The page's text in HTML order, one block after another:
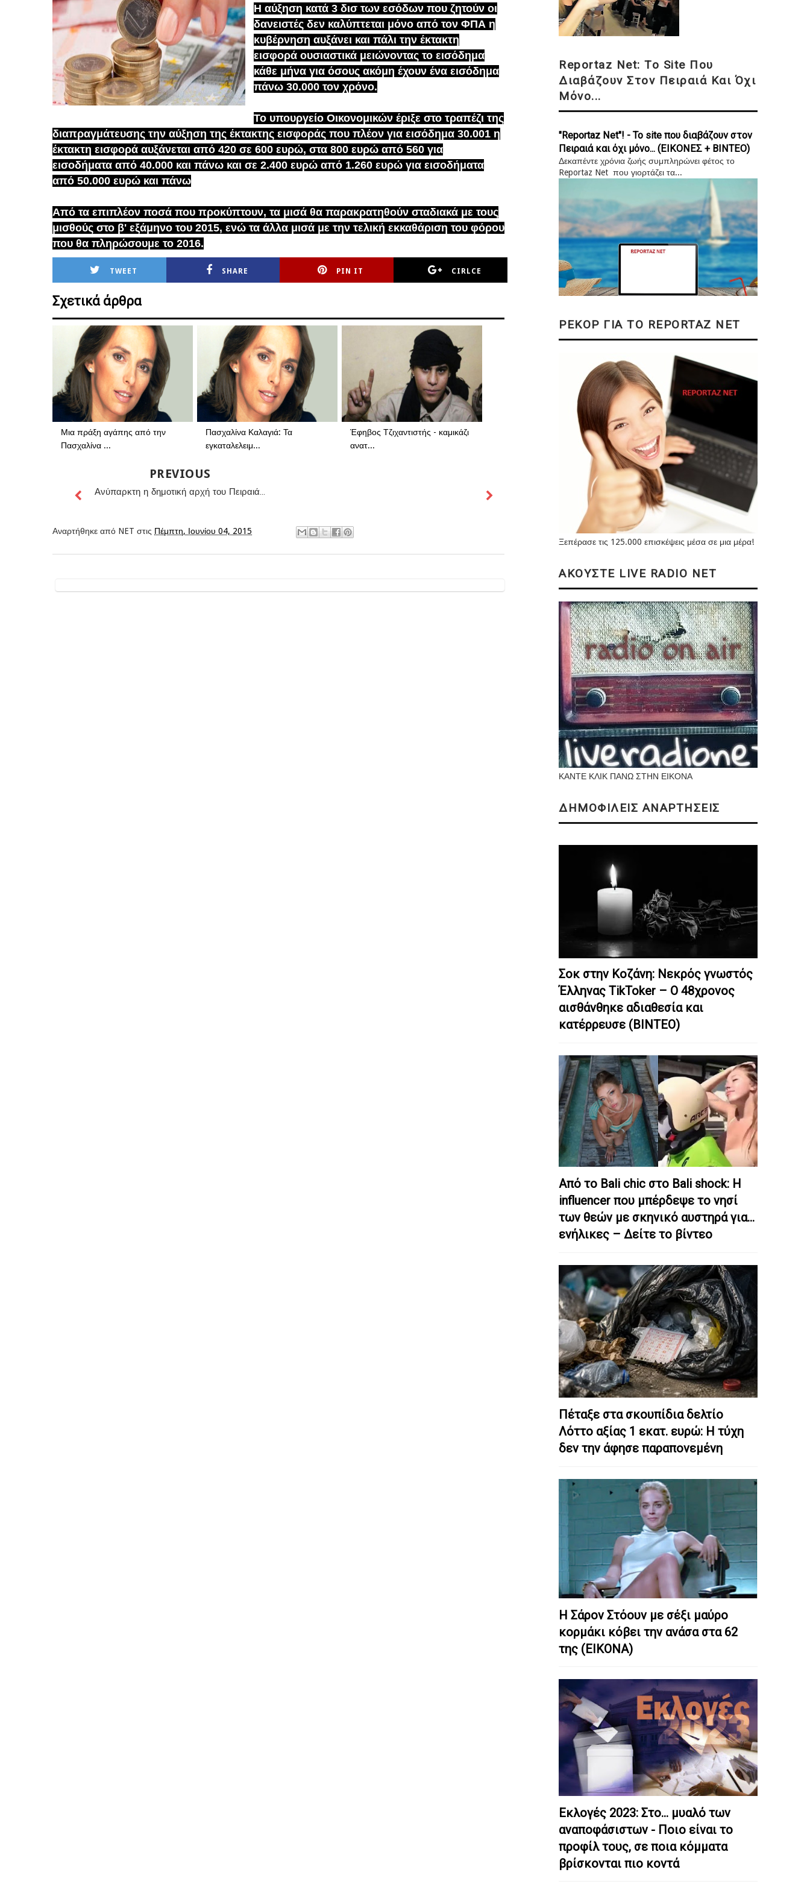
Η αύξηση κατά 3 δισ των εσόδων που ζητούν οι
δανειστές δεν καλύπτεται μόνο από τον ΦΠΑ η
κυβέρνηση αυξάνει και πάλι την έκτακτη
εισφορά ουσιαστικά μειώνοντας το εισόδημα
κάθε μήνα για όσους ακόμη έχουν ένα εισόδημα
πάνω 30.000 τον χρόνο.
Το υπουργείο Οικονομικών έριξε στο τραπέζι της
διαπραγμάτευσης την αύξηση της έκτακτης εισφοράς που πλέον για εισόδημα 30.001 η
έκτακτη εισφορά αυξάνεται από 420 σε 600 ευρώ, στα 800 ευρώ από 560 για
εισοδήματα από 40.000 και πάνω και σε 2.400 ευρώ από 1.260 ευρώ για εισοδήματα
από 50.000 ευρώ και πάνω
Από τα επιπλέον ποσά που προκύπτουν, τα μισά θα παρακρατηθούν σταδιακά με τους
μισθούς στο β' εξάμηνο του 2015, ενώ τα άλλα μισά με την τελική εκκαθάριση του φόρου
που θα πληρώσουμε το 2016.
TWEET SHARE PIN IT CIRLCE
Σχετικά άρθρα
Μια πράξη αγάπης από την
Πασχαλίνα ...
Πασχαλίνα Καλαγιά: Τα
εγκαταλελειμ...
Έφηβος Τζιχαντιστής - καμικάζι
ανατ...
PREVIOUS
Ανύπαρκτη η δημοτική αρχή του Πειραιά...
Αναρτήθηκε από NET στις Πέμπτη, Ιουνίου 04, 2015
Reportaz Net: Το Site Που
Διαβάζουν Στον Πειραιά Και Όχι
Μόνο...
"Reportaz Net"! - Το site που διαβάζουν στον
Πειραιά και όχι μόνο... (ΕΙΚΟΝΕΣ + ΒΙΝΤΕΟ)
Δεκαπέντε χρόνια ζωής συμπληρώνει φέτος το
Reportaz Net που γιορτάζει τα...
ΡΕΚΟΡ ΓΙΑ ΤΟ REPORTAZ NET
Ξεπέρασε τις 125.000 επισκέψεις μέσα σε μια μέρα!
ΑΚΟΥΣΤΕ LIVE RADIO NET
ΚΑΝΤΕ ΚΛΙΚ ΠΑΝΩ ΣΤΗΝ ΕΙΚΟΝΑ
ΔΗΜΟΦΙΛΕΙΣ ΑΝΑΡΤΗΣΕΙΣ
Σοκ στην Κοζάνη: Nεκρός γνωστός
Έλληνας TikToker – Ο 48χρονος
αισθάνθηκε αδιαθεσία και
κατέρρευσε (ΒΙΝΤΕΟ)
Από το Bali chic στο Bali shock: Η
influencer που μπέρδεψε το νησί
των θεών με σκηνικό αυστηρά για…
ενήλικες – Δείτε το βίντεο
Πέταξε στα σκουπίδια δελτίο
Λόττο αξίας 1 εκατ. ευρώ: Η τύχη
δεν την άφησε παραπονεμένη
Η Σάρον Στόουν με σέξι μαύρο
κορμάκι κόβει την ανάσα στα 62
της (ΕΙΚΟΝΑ)
Εκλογές 2023: Στο… μυαλό των
αναποφάσιστων - Ποιο είναι το
προφίλ τους, σε ποια κόμματα
βρίσκονται πιο κοντά